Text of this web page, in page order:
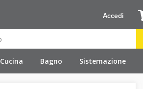
Cucina Bagno Sistemazione
Accedi